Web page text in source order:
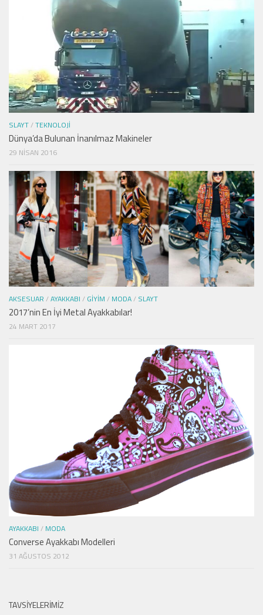
SLAYT/TEKNOLOJI
Dünya’da Bulunan İnanılmaz Makineler
29 NISAN 2016
AKSESUAR /AYAKKABI / GIYIM / MODA/ SLAYT
2017’nin En İyi Metal Ayakkabılar!
24 MART 2017
AYAKKABI / MODA
Converse Ayakkabı Modelleri
31 AĞUSTOS 2012
TAVSIYELERIMIZ